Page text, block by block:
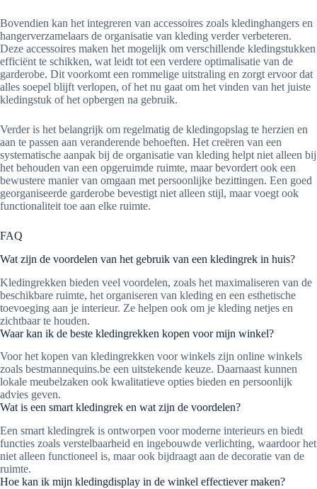
Bovendien kan het integreren van accessoires zoals kledinghangers en
hangerverzamelaars de organisatie van kleding verder verbeteren.
Deze accessoires maken het mogelijk om verschillende kledingstukken
efficiënt te schikken, wat leidt tot een verdere optimalisatie van de
garderobe. Dit voorkomt een rommelige uitstraling en zorgt ervoor dat
alles soepel blijft verlopen, of het nu gaat om het vinden van het juiste
kledingstuk of het opbergen na gebruik.
Verder is het belangrijk om regelmatig de kledingopslag te herzien en
aan te passen aan veranderende behoeften. Het creëren van een
systematische aanpak bij de organisatie van kleding helpt niet alleen bij
het behouden van een opgeruimde ruimte, maar bevordert ook een
bewustere manier van omgaan met persoonlijke bezittingen. Een goed
georganiseerde garderobe bevestigt niet alleen stijl, maar voegt ook
functionaliteit toe aan elke ruimte.
FAQ
Wat zijn de voordelen van het gebruik van een kledingrek in huis?
Kledingrekken bieden veel voordelen, zoals het maximaliseren van de
beschikbare ruimte, het organiseren van kleding en een esthetische
toevoeging aan je interieur. Ze helpen ook om je kleding netjes en
zichtbaar te houden.
Waar kan ik de beste kledingrekken kopen voor mijn winkel?
Voor het kopen van kledingrekken voor winkels zijn online winkels
zoals bestmannequins.be een uitstekende keuze. Daarnaast kunnen
lokale meubelzaken ook kwalitatieve opties bieden en persoonlijk
advies geven.
Wat is een smart kledingrek en wat zijn de voordelen?
Een smart kledingrek is ontworpen voor moderne interieurs en biedt
functies zoals verstelbaarheid en ingebouwde verlichting, waardoor het
niet alleen functioneel is, maar ook bijdraagt aan de decoratie van de
ruimte.
Hoe kan ik mijn kledingdisplay in de winkel effectiever maken?